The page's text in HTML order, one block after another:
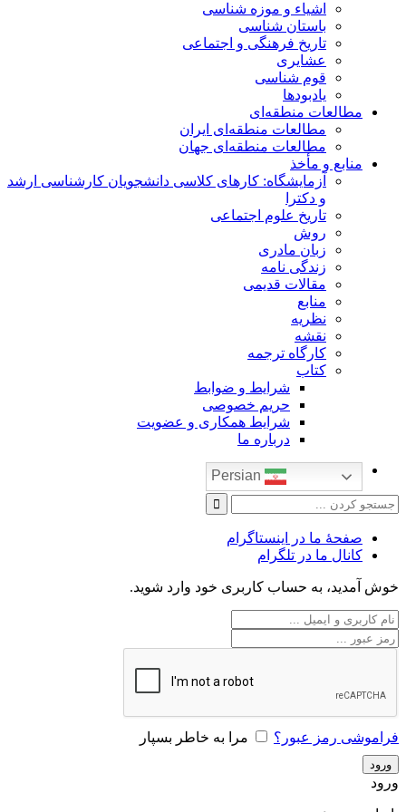
اشیاء و موزه شناسی
باستان شناسی
تاریخ فرهنگی و اجتماعی
عشایری
قوم شناسی
یادبودها
مطالعات منطقه‌ای
مطالعات منطقه‌ای ایران
مطالعات منطقه‌ای جهان
منابع و مأخذ
آزمایشگاه: کارهای کلاسی دانشجویان کارشناسی ارشد
و دکترا
تاریخ علوم اجتماعی
روش
زبان مادری
زندگی نامه
مقالات قدیمی
منابع
نظریه
نقشه
کارگاه ترجمه
کتاب
شرایط و ضوابط
حریم خصوصی
شرایط همکاری و عضویت
درباره ما
صفحۀ ما در اینستاگرام
کانال ما در تلگرام
خوش آمدید، به حساب کاربری خود وارد شوید.
فراموشی رمز عبور؟ مرا به خاطر بسپار
ورود